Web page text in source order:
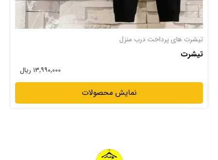
تیشرت های پرداخت درب منزل
تیشرت
۱۳,۹۹۰,۰۰۰ ریال
نمایش محصولات